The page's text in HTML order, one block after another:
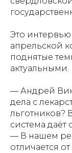
Это
апрельской
поднятые
актуальными.
— Андрей
дела с
льготников?
система даёт
— В нашем
отличается